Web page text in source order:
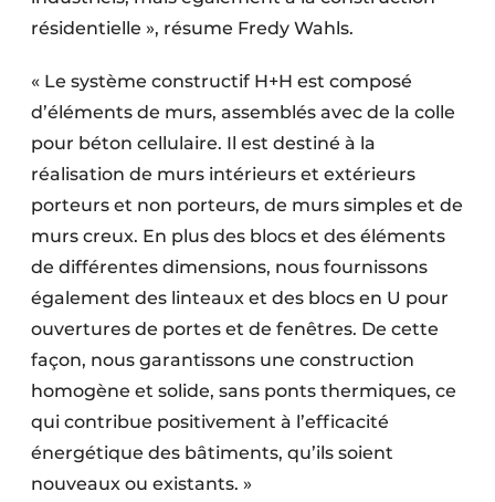
résidentielle », résume Fredy Wahls.
« Le système constructif H+H est composé
d’éléments de murs, assemblés avec de la colle
pour béton cellulaire. Il est destiné à la
réalisation de murs intérieurs et extérieurs
porteurs et non porteurs, de murs simples et de
murs creux. En plus des blocs et des éléments
de différentes dimensions, nous fournissons
également des linteaux et des blocs en U pour
ouvertures de portes et de fenêtres. De cette
façon, nous garantissons une construction
homogène et solide, sans ponts thermiques, ce
qui contribue positivement à l’efficacité
énergétique des bâtiments, qu’ils soient
nouveaux ou existants. »